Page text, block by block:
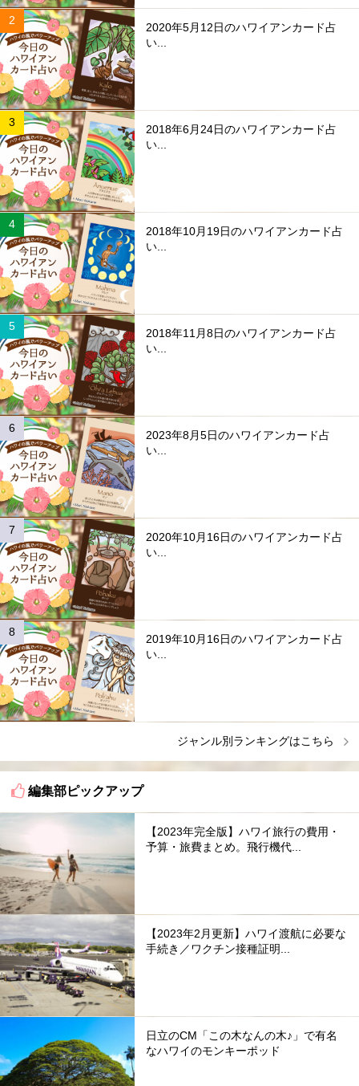
2020年5月12日のハワイアンカード占
い...
2018年6月24日のハワイアンカード占
い...
2018年10月19日のハワイアンカード占
い...
2018年11月8日のハワイアンカード占
い...
2023年8月5日のハワイアンカード占
い...
2020年10月16日のハワイアンカード占
い...
2019年10月16日のハワイアンカード占
い...
ジャンル別ランキングはこちら
編集部ピックアップ
【2023年完全版】ハワイ旅行の費用・
予算・旅費まとめ。飛行機代...
【2023年2月更新】ハワイ渡航に必要な
手続き／ワクチン接種証明...
日立のCM「この木なんの木♪」で有名
なハワイのモンキーポッド